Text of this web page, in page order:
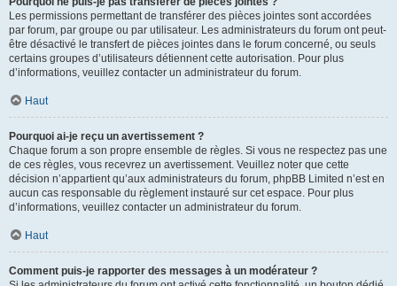
Les permissions permettant de transférer des pièces jointes sont accordées
par forum, par groupe ou par utilisateur. Les administrateurs du forum ont peut-
être désactivé le transfert de pièces jointes dans le forum concerné, ou seuls
certains groupes d’utilisateurs détiennent cette autorisation. Pour plus
d’informations, veuillez contacter un administrateur du forum.
Haut
Pourquoi ai-je reçu un avertissement ?
Chaque forum a son propre ensemble de règles. Si vous ne respectez pas une
de ces règles, vous recevrez un avertissement. Veuillez noter que cette
décision n’appartient qu’aux administrateurs du forum, phpBB Limited n’est en
aucun cas responsable du règlement instauré sur cet espace. Pour plus
d’informations, veuillez contacter un administrateur du forum.
Haut
Comment puis-je rapporter des messages à un modérateur ?